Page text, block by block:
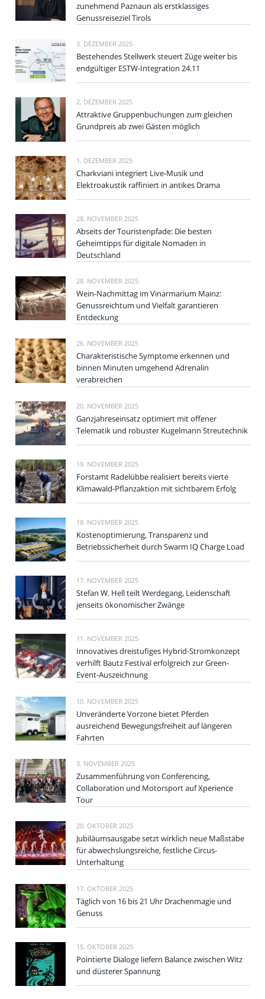
zunehmend Paznaun als erstklassiges
Genussreiseziel Tirols
3. DEZEMBER 2025
Bestehendes Stellwerk steuert Züge weiter bis
endgültiger ESTW-Integration 24.11
2. DEZEMBER 2025
Attraktive Gruppenbuchungen zum gleichen
Grundpreis ab zwei Gästen möglich
1. DEZEMBER 2025
Charkviani integriert Live-Musik und
Elektroakustik raffiniert in antikes Drama
28. NOVEMBER 2025
Abseits der Touristenpfade: Die besten
Geheimtipps für digitale Nomaden in
Deutschland
28. NOVEMBER 2025
Wein-Nachmittag im Vinarmarium Mainz:
Genussreichtum und Vielfalt garantieren
Entdeckung
26. NOVEMBER 2025
Charakteristische Symptome erkennen und
binnen Minuten umgehend Adrenalin
verabreichen
20. NOVEMBER 2025
Ganzjahreseinsatz optimiert mit offener
Telematik und robuster Kugelmann Streutechnik
19. NOVEMBER 2025
Forstamt Radelübbe realisiert bereits vierte
Klimawald-Pflanzaktion mit sichtbarem Erfolg
18. NOVEMBER 2025
Kostenoptimierung, Transparenz und
Betriebssicherheit durch Swarm IQ Charge Load
17. NOVEMBER 2025
Stefan W. Hell teilt Werdegang, Leidenschaft
jenseits ökonomischer Zwänge
11. NOVEMBER 2025
Innovatives dreistufiges Hybrid-Stromkonzept
verhilft Bautz Festival erfolgreich zur Green-
Event-Auszeichnung
10. NOVEMBER 2025
Unveränderte Vorzone bietet Pferden
ausreichend Bewegungsfreiheit auf längeren
Fahrten
3. NOVEMBER 2025
Zusammenführung von Conferencing,
Collaboration und Motorsport auf Xperience
Tour
20. OKTOBER 2025
Jubiläumsausgabe setzt wirklich neue Maßstäbe
für abwechslungsreiche, festliche Circus-
Unterhaltung
17. OKTOBER 2025
Täglich von 16 bis 21 Uhr Drachenmagie und
Genuss
15. OKTOBER 2025
Pointierte Dialoge liefern Balance zwischen Witz
und düsterer Spannung